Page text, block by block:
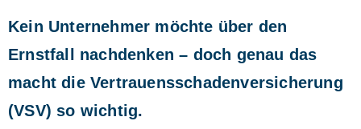
Kein Unternehmer möchte über den
Ernstfall nachdenken – doch genau das
macht die Vertrauensschadenversicherung
(VSV) so wichtig.